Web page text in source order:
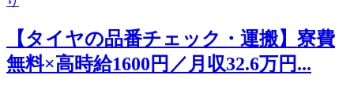
【タイヤの品番チェック・運搬】寮費
無料×高時給1600円／月収32.6万円...